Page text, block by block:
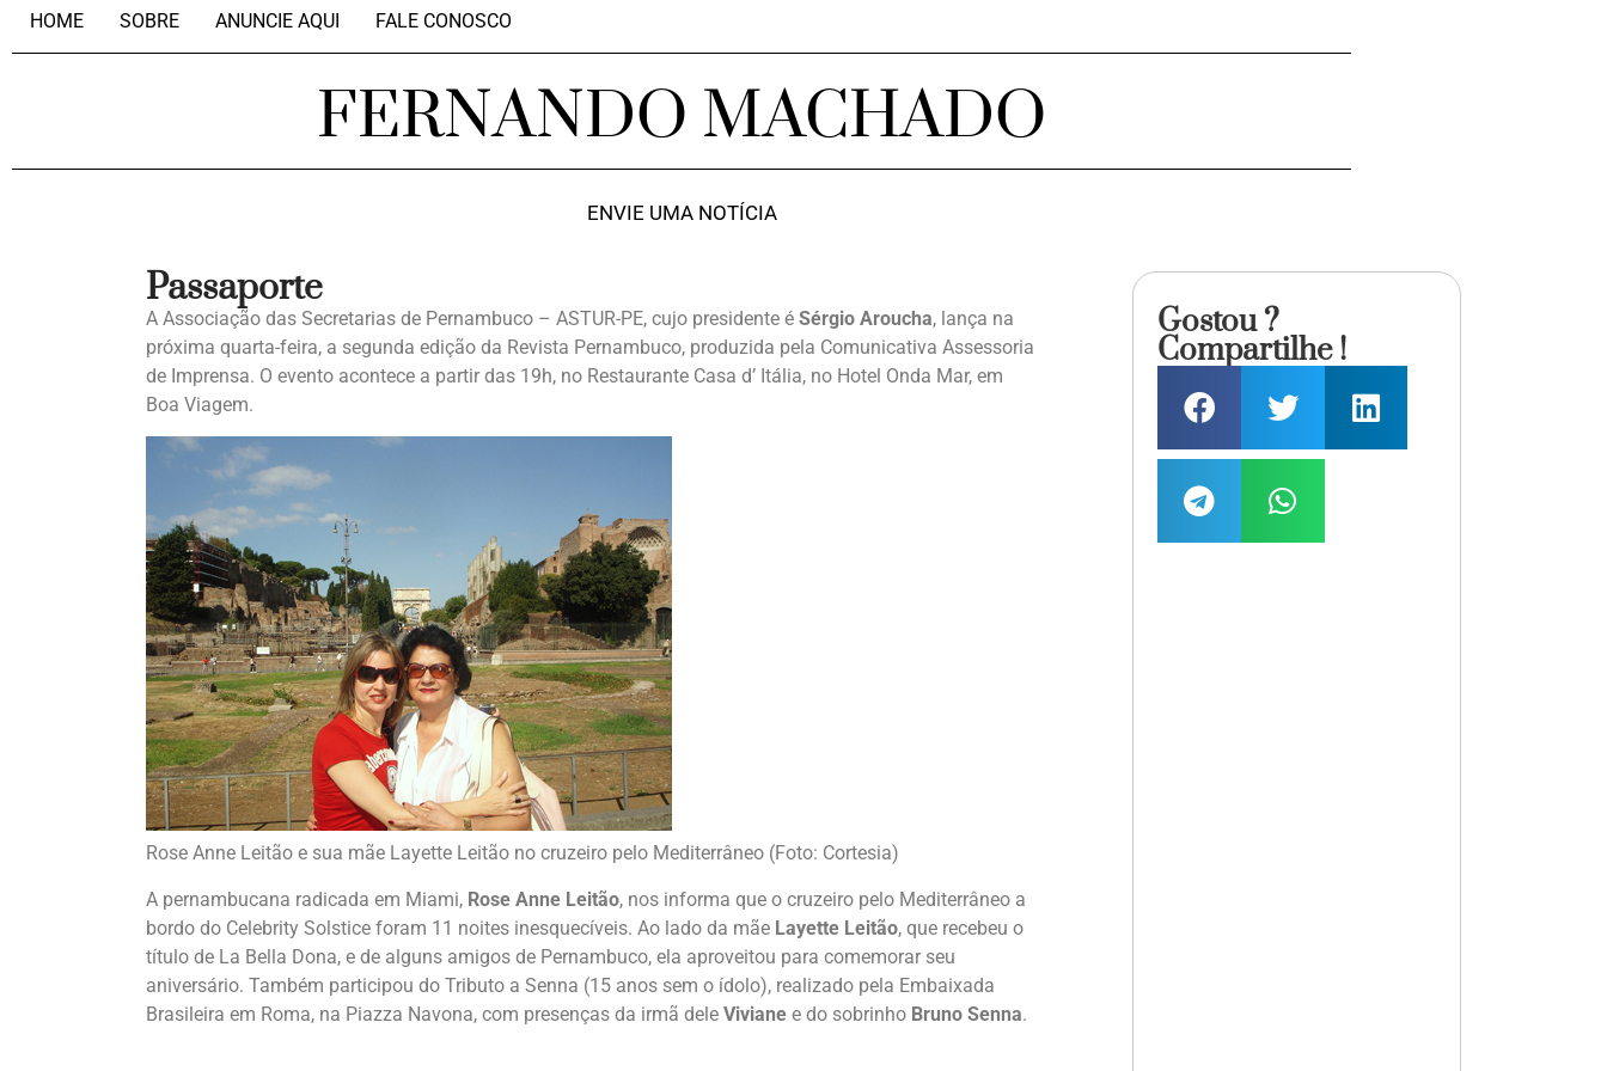
HOME SOBRE ANUNCIE AQUI FALE CONOSCO
FERNANDO MACHADO
ENVIE UMA NOTÍCIA
Passaporte
A Associação das Secretarias de Pernambuco – ASTUR-PE, cujo presidente é Sérgio Aroucha, lança na
próxima quarta-feira, a segunda edição da Revista Pernambuco, produzida pela Comunicativa Assessoria
de Imprensa. O evento acontece a partir das 19h, no Restaurante Casa d’ Itália, no Hotel Onda Mar, em
Boa Viagem.
Rose Anne Leitão e sua mãe Layette Leitão no cruzeiro pelo Mediterrâneo (Foto: Cortesia)
A pernambucana radicada em Miami, Rose Anne Leitão, nos informa que o cruzeiro pelo Mediterrâneo a
bordo do Celebrity Solstice foram 11 noites inesquecíveis. Ao lado da mãe Layette Leitão, que recebeu o
título de La Bella Dona, e de alguns amigos de Pernambuco, ela aproveitou para comemorar seu
aniversário. Também participou do Tributo a Senna (15 anos sem o ídolo), realizado pela Embaixada
Brasileira em Roma, na Piazza Navona, com presenças da irmã dele Viviane e do sobrinho Bruno Senna.
Gostou ?
Compartilhe !